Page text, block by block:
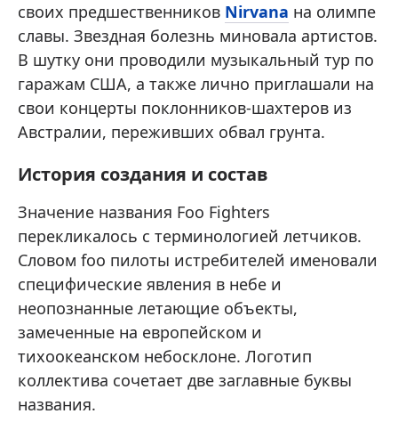
своих предшественников Nirvana на олимпе
славы. Звездная болезнь миновала артистов.
В шутку они проводили музыкальный тур по
гаражам США, а также лично приглашали на
свои концерты поклонников-шахтеров из
Австралии, переживших обвал грунта.
История создания и состав
Значение названия Foo Fighters
перекликалось с терминологией летчиков.
Словом foo пилоты истребителей именовали
специфические явления в небе и
неопознанные летающие объекты,
замеченные на европейском и
тихоокеанском небосклоне. Логотип
коллектива сочетает две заглавные буквы
названия.